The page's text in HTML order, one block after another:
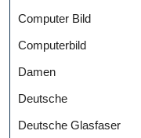
Computer Bild
Computerbild
Damen
Deutsche
Deutsche Glasfaser